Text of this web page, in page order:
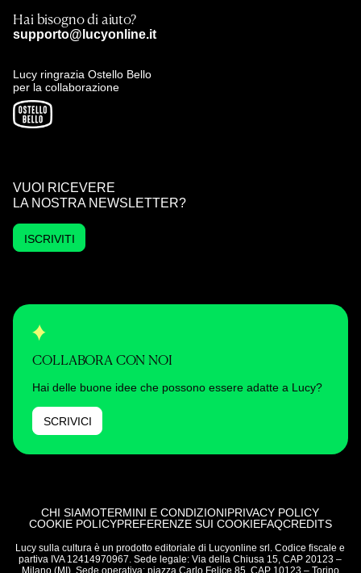
Hai bisogno di aiuto?
supporto@lucyonline.it
Lucy ringrazia Ostello Bello
per la collaborazione
VUOI RICEVERE
LA NOSTRA NEWSLETTER?
ISCRIVITI
COLLABORA CON NOI
Hai delle buone idee che possono essere adatte a Lucy?
SCRIVICI
CHI SIAMOTERMINI E CONDIZIONIPRIVACY POLICY
COOKIE POLICYPREFERENZE SUI COOKIEFAQCREDITS
Lucy sulla cultura è un prodotto editoriale di Lucyonline srl. Codice fiscale e
partiva IVA 12414970967. Sede legale: Via della Chiusa 15, CAP 20123 –
Milano (MI). Sede operativa: piazza Carlo Felice 85, CAP 10123 – Torino